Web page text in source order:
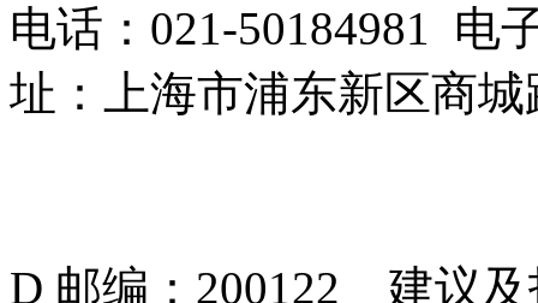
电话：021-50184981 电
址：上海市浦东新区商
D 邮编：200122 建议